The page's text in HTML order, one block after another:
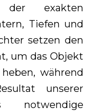
exakten
Tiefen und
setzen den
um das Objekt
während
unserer
notwendige